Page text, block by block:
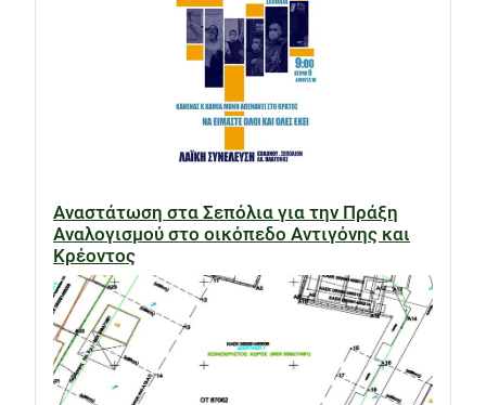
Αναστάτωση στα Σεπόλια για την Πράξη
Αναλογισμού στο οικόπεδο Αντιγόνης και
Κρέοντος